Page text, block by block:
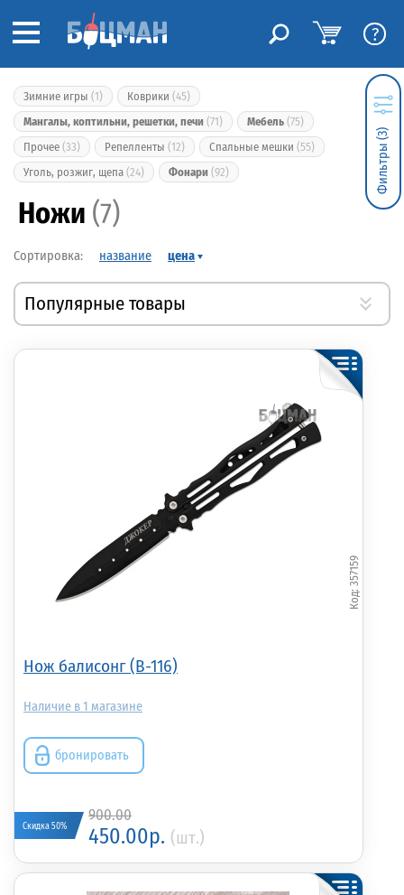
?
Зимние игры (1) Коврики (45)
Мангалы, коптильни, решетки, печи (71) Мебель (75)
Прочее (33) Репелленты (12) Спальные мешки (55)
Уголь, розжиг, щепа (24) Фонари (92)
Ножи (7)
название цена
Популярные товары
Steel Reiger Floating
26 см (KARF-26)
665.00р.(шт.)
Нож разделочный (H-
121NBS)
1 270.00р.
Нож балисонг (B-116)
357159
1
бронировать
Скидка 50%
900.00
450.00р. (шт.)
Фильтры (3)